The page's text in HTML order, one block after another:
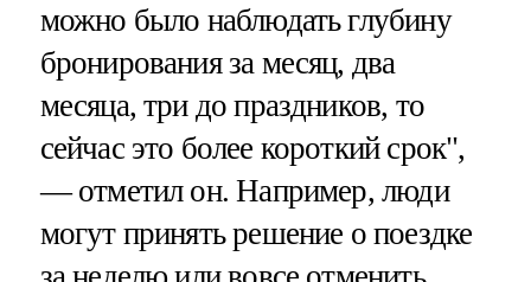
можно было наблюдать глубину
бронирования за месяц, два
месяца, три до праздников, то
сейчас это более короткий срок",
— отметил он. Например, люди
могут принять решение о поездке